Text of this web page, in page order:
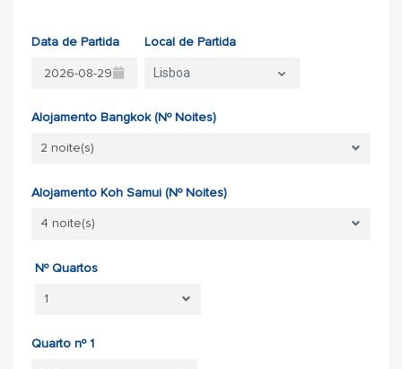
Data de Partida Local de Partida
Lisboa
Alojamento Bangkok (Nº Noites)
Alojamento Koh Samui (Nº Noites)
Nº Quartos
Quarto nº 1